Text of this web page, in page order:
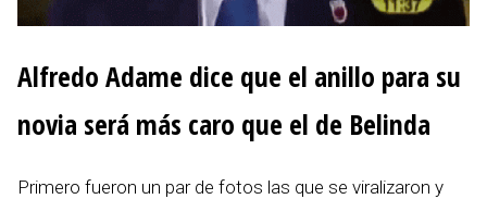
Alfredo Adame dice que el anillo para su
novia será más caro que el de Belinda
Primero fueron un par de fotos las que se viralizaron y